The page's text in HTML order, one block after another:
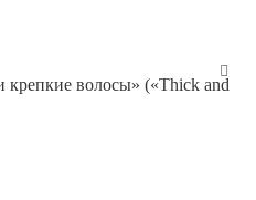
волосы» («Thick and